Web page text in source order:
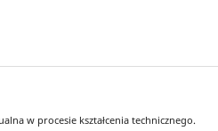
w procesie kształcenia technicznego.